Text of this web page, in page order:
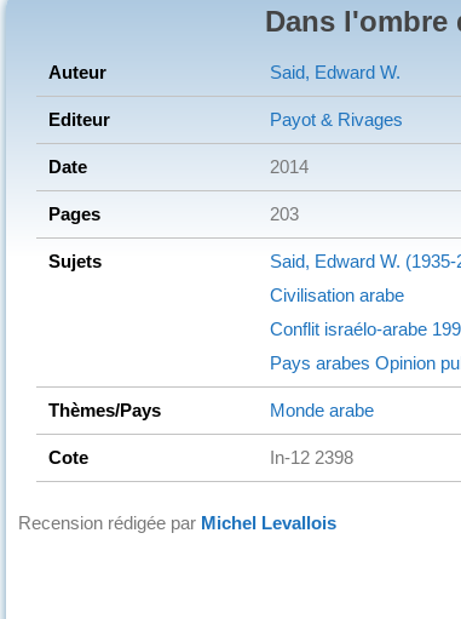
Dans l'ombre
Auteur Said, Edward W.
Editeur Payot & Rivages
Date 2014
Pages 203
Sujets Said, Edward W. (1935-
Civilisation arabe
Conflit israélo-arabe
Pays arabes Opinion
Thèmes/Pays Monde arabe
Cote In-12 2398
Recension rédigée par Michel Levallois